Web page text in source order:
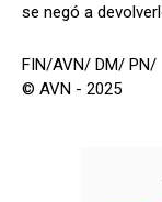
se negó a
FIN/AVN/ DM/ PN/
© AVN - 2025